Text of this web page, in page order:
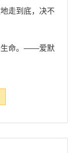
走到底，决不
生命。——爱默